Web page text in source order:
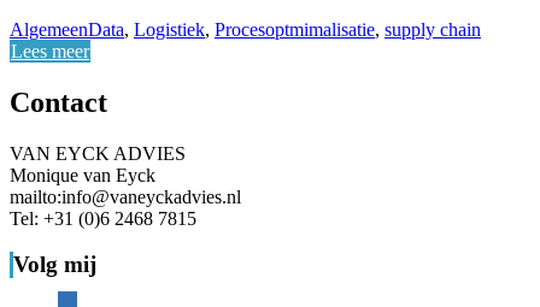
AlgemeenData, Logistiek, Procesoptmimalisatie, supply chain
Lees meer
Contact
VAN EYCK ADVIES
Monique van Eyck
mailto:info@vaneyckadvies.nl
Tel: +31 (0)6 2468 7815
Volg mij